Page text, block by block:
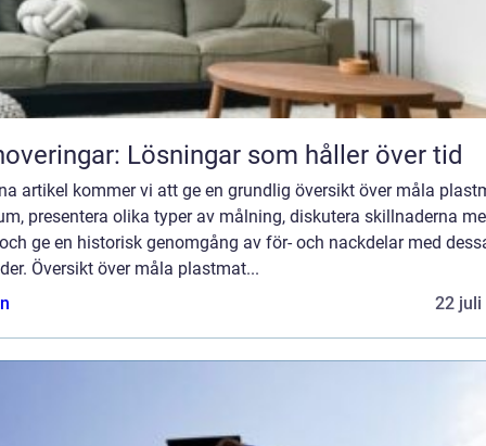
Lösningar som håller över tid
artikel kommer vi att ge en grundlig översikt över måla
presentera olika typer av målning, diskutera skillnaderna
ge en historisk genomgång av för- och nackdelar med
Översikt över måla plastmat...
22 juli